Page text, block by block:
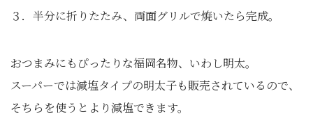
３．半分に折りたたみ、両面グリルで焼いたら完成。
おつまみにもぴったりな福岡名物、いわし明太。
スーパーでは減塩タイプの明太子も販売されているので、
そちらを使うとより減塩できます。